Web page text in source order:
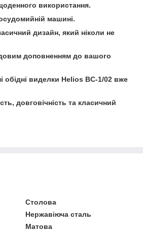
використання.
машині.
дизайн, який ніколи не
доповненням до вашого
обідні виделки Helios BC-1/02 вже
довговічність та класичний
Столова
Нержавіюча сталь
Матова